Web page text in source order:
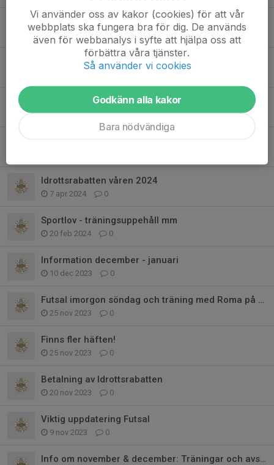
Anmälan till distriktsträningen 09
14 okt 2024
Information oktober och träningströjor
Höstsäsongen är nu igång
30 jul 2024 0
Idrottsrabatten våren 2024
7 apr 2024 0
Sportlov - träningsuppehåll mm
20 feb 2024 0
Information december - januari
10 dec 2023 0
Futsal imorgon söndag och träning med Roma på tisdagar
25 nov 2023 0
Finns fler häften!
25 nov 2023 0
Betalning av Idrottsrabatten
20 nov 2023 0
Viktig uppdatering Futsal
9 nov 2023 0
Info om november & december: Träningar och avslutningsmiddag
Vi använder oss av kakor (cookies) för att vår
webbplats ska fungera bra för dig. De används
även för webbanalys i syfte att hjälpa oss att
förbättra våra tjänster.
Så använder vi cookies
Godkänn alla kakor
Bara nödvändiga